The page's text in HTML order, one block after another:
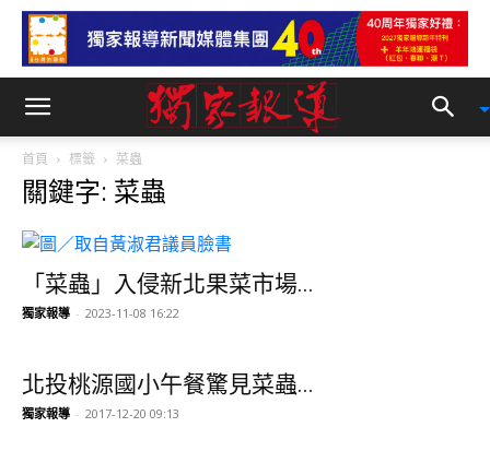
首頁 標籤 菜蟲
關鍵字: 菜蟲
「菜蟲」入侵新北果菜市場...
獨家報導 - 2023-11-08 16:22
北投桃源國小午餐驚見菜蟲...
獨家報導 - 2017-12-20 09:13